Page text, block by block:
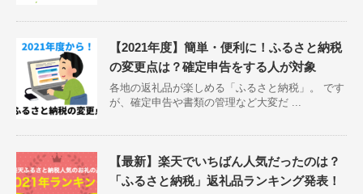
【2021年度】簡単・便利に！ふるさと納税
の変更点は？確定申告をする人が対象
各地の返礼品が楽しめる「ふるさと納税」。 です
が、確定申告や書類の管理など大変だ ...
【最新】楽天でいちばん人気だったのは？
「ふるさと納税」返礼品ランキング発表！